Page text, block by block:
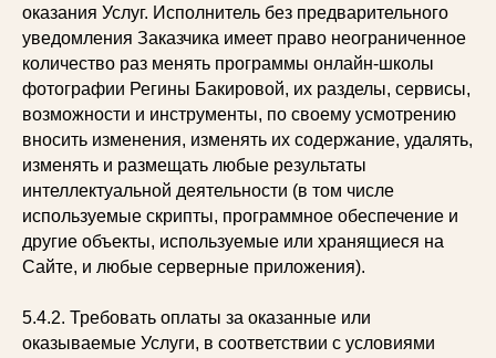
оказания Услуг. Исполнитель без предварительного
уведомления Заказчика имеет право неограниченное
количество раз менять программы онлайн-школы
фотографии Регины Бакировой, их разделы, сервисы,
возможности и инструменты, по своему усмотрению
вносить изменения, изменять их содержание, удалять,
изменять и размещать любые результаты
интеллектуальной деятельности (в том числе
используемые скрипты, программное обеспечение и
другие объекты, используемые или хранящиеся на
Сайте, и любые серверные приложения).
5.4.2. Требовать оплаты за оказанные или
оказываемые Услуги, в соответствии с условиями